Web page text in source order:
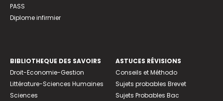
PASS
Diplome infirmier
BIBLIOTHEQUE DES SAVOIRS
Droit-Economie-Gestion
Littérature-Sciences Humaines
Sciences
ASTUCES RÉVISIONS
Conseils et Méthodo
Sujets probables Brevet
Sujets Probables Bac